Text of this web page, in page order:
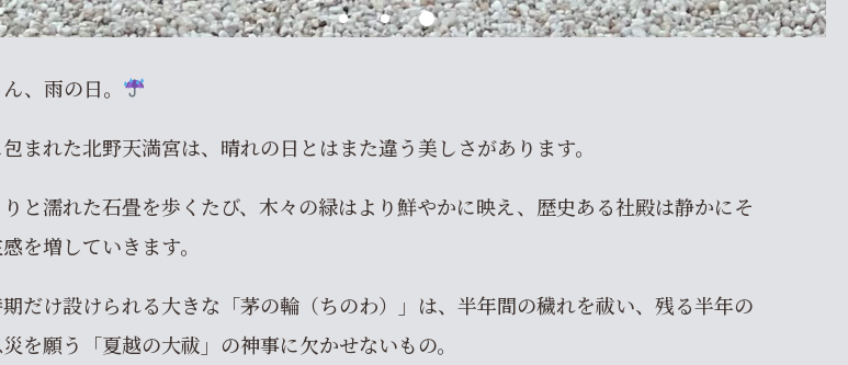
、雨の日。
まれた北野天満宮は、晴れの日とはまた違う美しさがあります。
りと濡れた石畳を歩くたび、木々の緑はより鮮やかに映え、歴史ある社殿は静かにそ
を増していきます。
期だけ設けられる大きな「茅の輪（ちのわ）」は、半年間の穢れを祓い、残る半年の
を願う「夏越の大祓」の神事に欠かせないもの。